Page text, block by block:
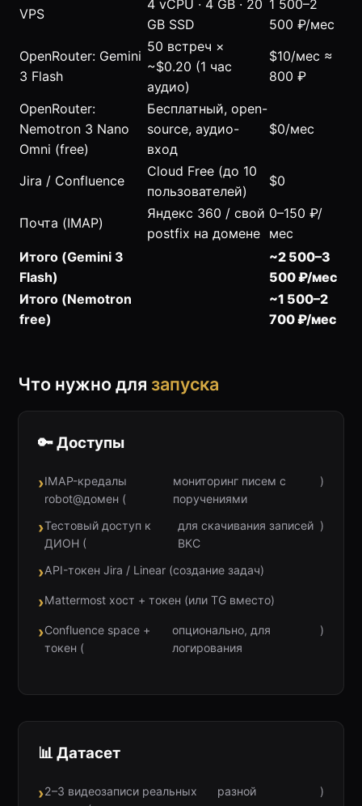
VPS
4 vCPU · 4 GB · 20
GB SSD
1 500–2
500 ₽/мес
OpenRouter: Gemini
3 Flash
50 встреч ×
~$0.20 (1 час
аудио)
$10/мес ≈
800 ₽
OpenRouter:
Nemotron 3 Nano
Omni (free)
Бесплатный, open-
source, аудио-
вход
$0/мес
Jira / Confluence
Cloud Free (до 10
пользователей)
$0
Почта (IMAP)
Яндекс 360 / свой
postfix на домене
0–150 ₽/
мес
Итого (Gemini 3
Flash)
~2 500–3
500 ₽/мес
Итого (Nemotron
free)
~1 500–2
700 ₽/мес
Что нужно для запуска
🔑 Доступы
IMAP-кредалы
robot@домен (
мониторинг писем с
поручениями
)
Тестовый доступ к
ДИОН (
для скачивания записей
ВКС
)
API-токен Jira / Linear (создание задач)
Mattermost хост + токен (или TG вместо)
Confluence space +
токен (
опционально, для
логирования
)
📊 Датасет
2–3 видеозаписи реальных
разной
)